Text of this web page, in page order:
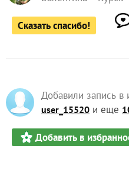
Сказать спасибо!
Добавили запись в
user_15520 и еще
Добавить в